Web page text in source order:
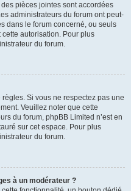
pièces jointes sont accordées
administrateurs du forum ont peut-
dans le forum concerné, ou seuls
autorisation. Pour plus
du forum.
Si vous ne respectez pas une
Veuillez noter que cette
du forum, phpBB Limited n’est en
sur cet espace. Pour plus
du forum.
à un modérateur ?